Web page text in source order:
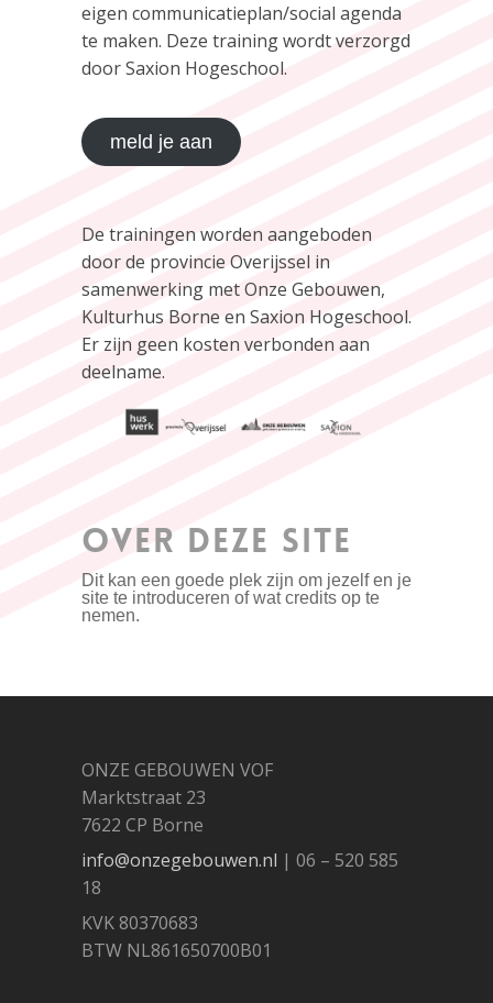
eigen communicatieplan/social agenda
te maken. Deze training wordt verzorgd
door Saxion Hogeschool.
meld je aan
De trainingen worden aangeboden
door de provincie Overijssel in
samenwerking met Onze Gebouwen,
Kulturhus Borne en Saxion Hogeschool.
Er zijn geen kosten verbonden aan
deelname.
OVER DEZE SITE
Dit kan een goede plek zijn om jezelf en je
site te introduceren of wat credits op te
nemen.
ONZE GEBOUWEN VOF
Marktstraat 23
7622 CP Borne
info@onzegebouwen.nl | 06 – 520 585
18
KVK 80370683
BTW NL861650700B01